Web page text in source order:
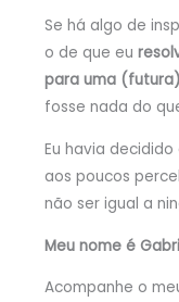
Se há algo de
o de que eu
para uma
fosse nada do
Eu havia
aos poucos
não ser igual a
Meu nome é
Acompanhe o